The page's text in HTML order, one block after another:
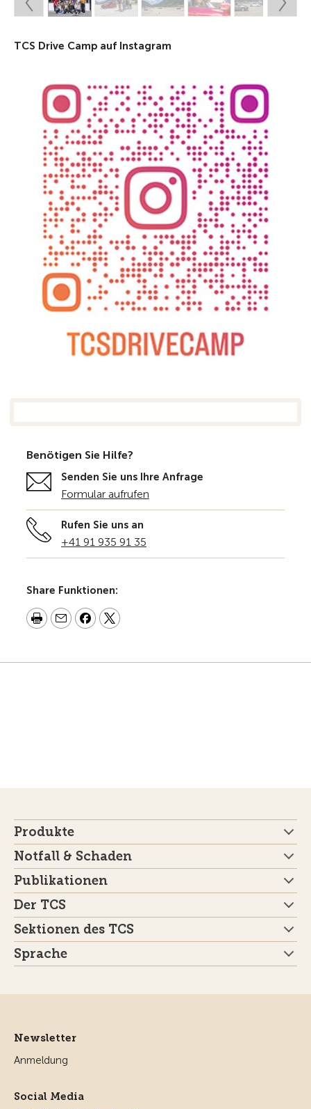
TCS Drive Camp auf Instagram
Benötigen Sie Hilfe?
Senden Sie uns Ihre Anfrage
Formular aufrufen
Rufen Sie uns an
+41 91 935 91 35
Share Funktionen:
Produkte
Notfall & Schaden
Publikationen
Der TCS
Sektionen des TCS
Sprache
Newsletter
Anmeldung
Social Media